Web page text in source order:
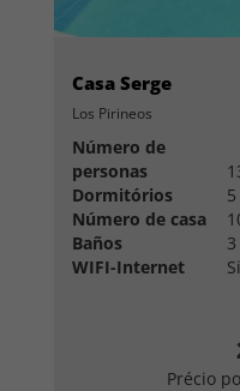
Casa Serge
Los Pirineos
Número de
personas
Dormitórios
5
Número de casa
Baños
3
WIFI-Internet
Si
Précio